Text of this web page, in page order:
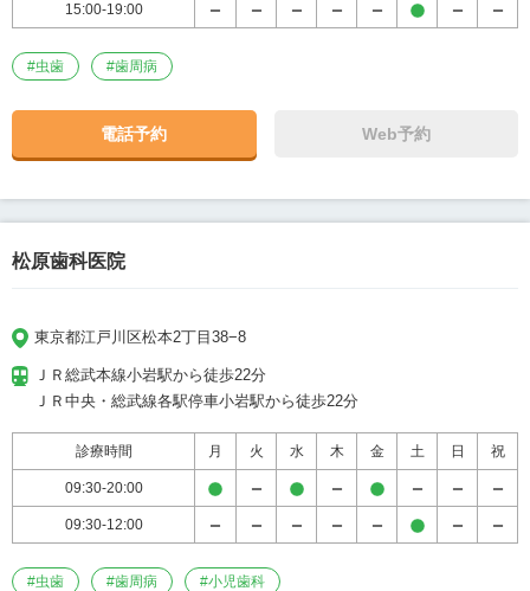
15:00-19:00
#虫歯 #歯周病
電話予約 Web予約
松原歯科医院
東京都江戸川区松本2丁目38−8
ＪＲ総武本線小岩駅から徒歩22分
ＪＲ中央・総武線各駅停車小岩駅から徒歩22分
診療時間 月 火 水 木 金 土 日 祝
09:30-20:00
09:30-12:00
#虫歯 #歯周病 #小児歯科